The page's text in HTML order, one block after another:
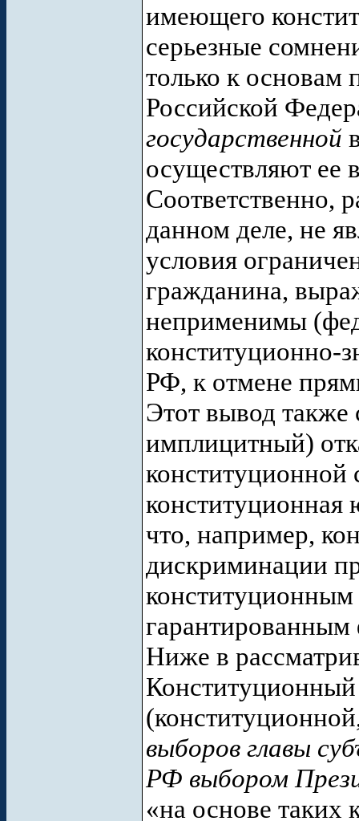
имеющего
серьезные
только к основам
Российской
государственной
осуществляют ее
Соответственно,
данном деле, не
условия
гражданина,
неприменимы
РФ, к отмене
Этот вывод также
имплицитный)
конституционной
что, например,
дискриминации
Ниже в
выборов главы
РФ выбором
«на основе таких